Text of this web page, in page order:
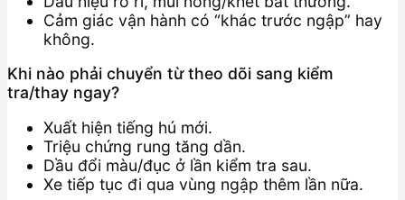
Cảm giác vận hành có “khác trước ngập” hay
không.
Khi nào phải chuyển từ theo dõi sang kiểm
tra/thay ngay?
Xuất hiện tiếng hú mới.
Triệu chứng rung tăng dần.
Dầu đổi màu/đục ở lần kiểm tra sau.
Xe tiếp tục đi qua vùng ngập thêm lần nữa.